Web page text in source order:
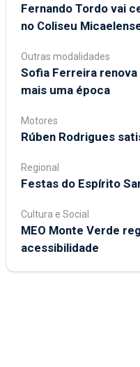
Fernando Tordo vai
no Coliseu
Outras modalidades
Sofia Ferreira
mais uma época
Motores
Rúben Rodrigues
Regional
Festas do Espírito
Cultura e Social
MEO Monte Verde
acessibilidade